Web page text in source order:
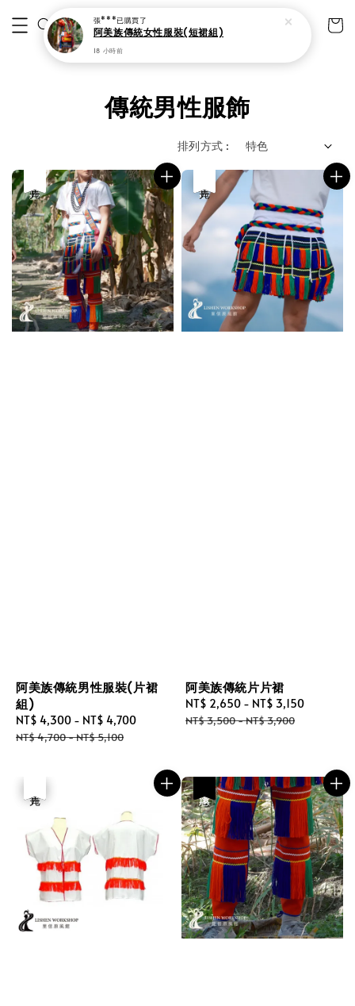
傳統男性服飾
排列方式 :
阿美族傳統男性服裝(片裙
組)
Sale
price
NT$ 4,300 - NT$ 4,700
NT$ 4,700-NT$ 5,100
阿美族傳統片片裙
Sale
price
NT$ 2,650 - NT$ 3,150
NT$ 3,500-NT$ 3,900
張***已購買了
阿美族傳統女性服裝(短裙組)
18 小時前